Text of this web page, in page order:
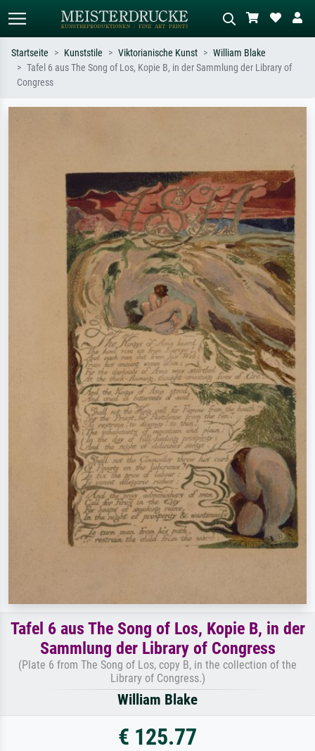
Startseite Kunststile Viktorianische Kunst
William Blake
Tafel 6 aus The Song of Los, Kopie B, in der Sammlung der Library of
Congress
Tafel 6 aus The Song of Los, Kopie B, in der
Sammlung der Library of Congress
(Plate 6 from The Song of Los, copy B, in the collection of the
Library of Congress.)
William Blake
€ 125.77